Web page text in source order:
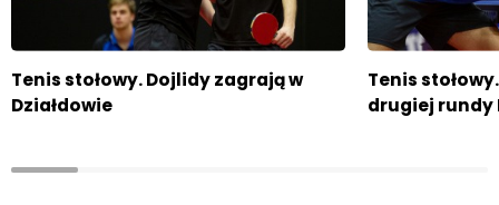
Tenis stołowy. Dojlidy zagrają w
Działdowie
Tenis
drugiej rundy